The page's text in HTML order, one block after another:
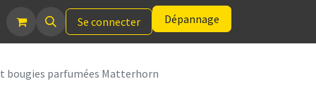
Se connecter Dépannage
bougies parfumées Matterhorn